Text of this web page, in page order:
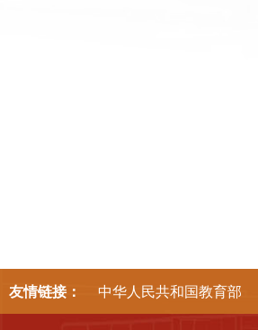
友情链接： 中华人民共和国教育部